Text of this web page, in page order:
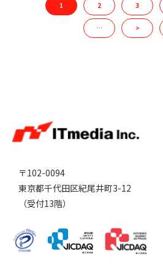
1 2 3
… >
〒102-0094
東京都千代田区紀尾井町3-12
（受付13階）